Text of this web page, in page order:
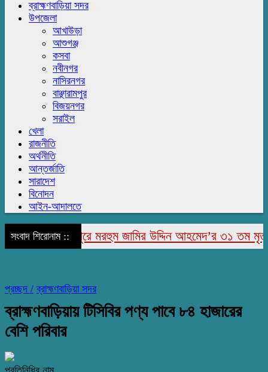
ব্রাহ্মণবাড়িয়া সদর
উপজেলা
আখাউড়া
আশুগঞ্জ
কসবা
নবীনগর
নাসিরনগর
বাঞ্ছারামপুর
বিজয়নগর
সরাইল
খেলা
রাজনীতি
অর্থনীতি
আন্তর্জাতি
সারাদেশ
বিনোদন
আইন-আদালতে
সংবাদ শিরোনাম ::রাজাপুরে মরহুম জামির উদ্দিন আহমেদ’র ৩১ তম মৃত্যু
প্রচ্ছদ / ব্রাহ্মণবাড়িয়া সদর
ব্রাহ্মণবাড়িয়ায় টিসিবির পণ্য পাবে ৮৪ হাজারের
বেশি পরিবার